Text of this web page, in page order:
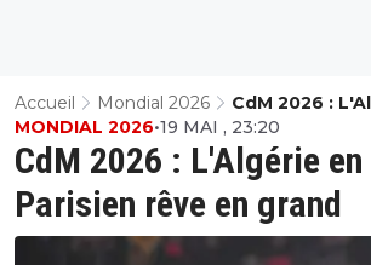
Accueil Mondial 2026
CdM 2026 :
Parisien Rêve
CdM 2026 : L'Algérie
Parisien rêve en grand
MONDIAL 2026•19 MAI , 23:20